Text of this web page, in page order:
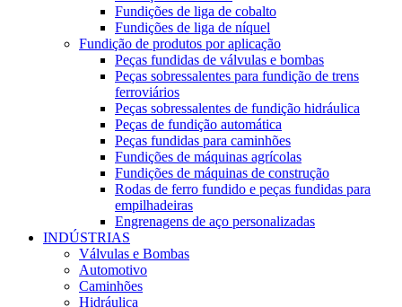
Fundições de liga de cobalto
Fundições de liga de níquel
Fundição de produtos por aplicação
Peças fundidas de válvulas e bombas
Peças sobressalentes para fundição de trens
ferroviários
Peças sobressalentes de fundição hidráulica
Peças de fundição automática
Peças fundidas para caminhões
Fundições de máquinas agrícolas
Fundições de máquinas de construção
Rodas de ferro fundido e peças fundidas para
empilhadeiras
Engrenagens de aço personalizadas
INDÚSTRIAS
Válvulas e Bombas
Automotivo
Caminhões
Hidráulica